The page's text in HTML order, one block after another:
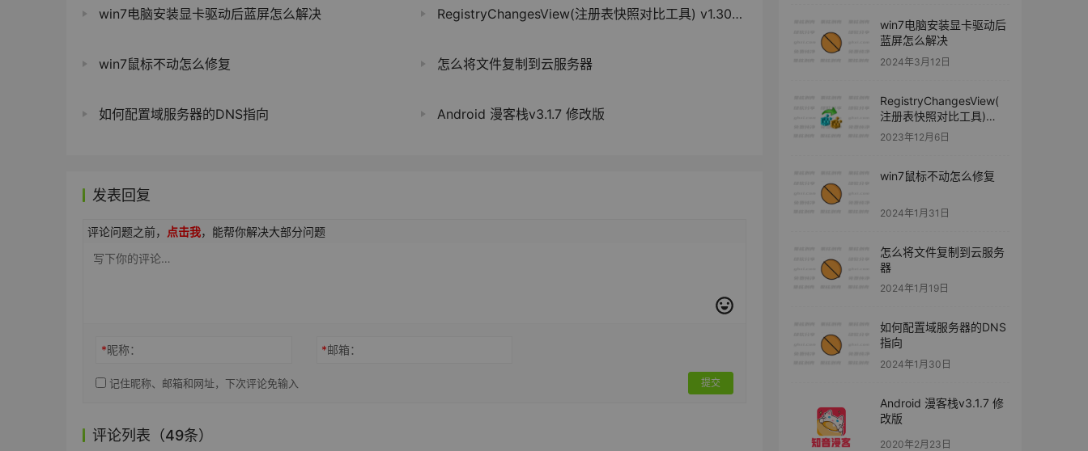
win7电脑安装显卡驱动后蓝屏怎么解决 RegistryChangesView(注册表快照对比工具) v1.30 汉化版
win7鼠标不动怎么修复 怎么将文件复制到云服务器
如何配置域服务器的DNS指向 Android 漫客栈v3.1.7 修改版
发表回复
评论问题之前， 点击我，能帮你解决大部分问题
*昵称： *邮箱：
记住昵称、邮箱和网址，下次评论免输入 提交
评论列表（49条）
win7电脑安装显卡驱动后
蓝屏怎么解决
2024年3月12日
RegistryChangesView(
注册表快照对比工具)
v1.30 汉化版
2023年12月6日
win7鼠标不动怎么修复
2024年1月31日
怎么将文件复制到云服务
器
2024年1月19日
如何配置域服务器的DNS
指向
2024年1月30日
Android 漫客栈v3.1.7 修
改版
2020年2月23日